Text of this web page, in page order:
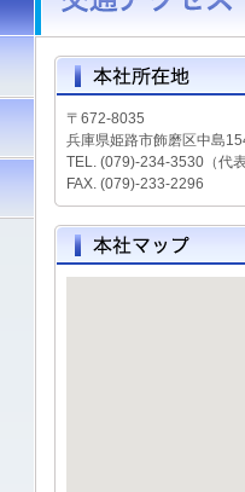
〒672-8035
兵庫県姫路市飾磨区中島
TEL. (079)-234-3530（代
FAX. (079)-233-2296